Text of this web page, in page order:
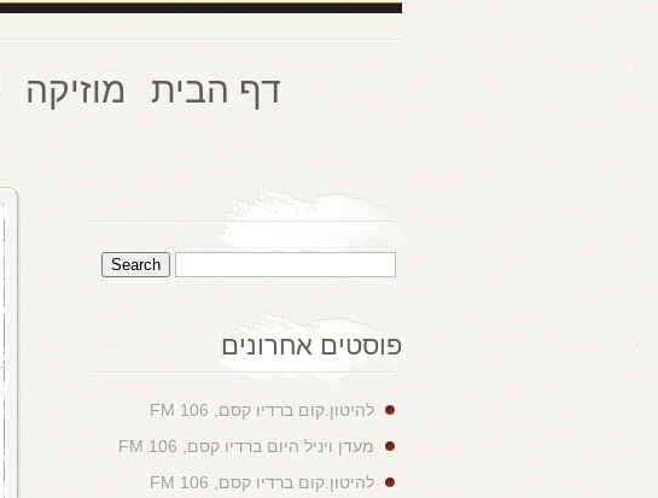
דף הבית מוזיקה
פוסטים אחרונים
להיטון.קום ברדיו קסם, 106 FM
מעדן ויניל היום ברדיו קסם, 106 FM
להיטון.קום ברדיו קסם, 106 FM